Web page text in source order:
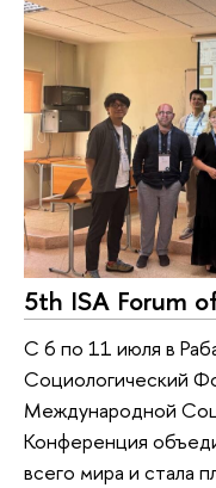
5th ISA Forum
С 6 по 11 июля в
Социологический
Международной
Конференция
всего мира и стала